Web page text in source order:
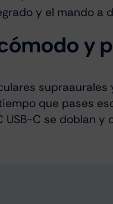
y el mando
y
que pases
USB-C se doblan